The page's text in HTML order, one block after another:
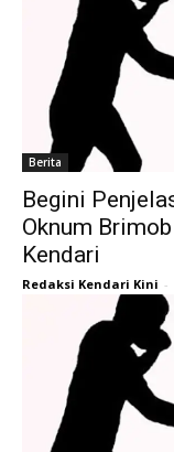
Berita
Begini
Oknum
Kendari
Redaksi Kendari Kini -